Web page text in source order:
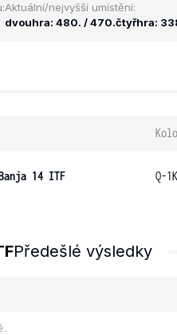
Aktuální/nejvyšší umístění:
dvouhra: 480. / 470.čtyřhra:
Kolo
14 ITF Q-1K
Předešlé výsledky